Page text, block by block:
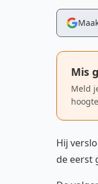
Mis
Meld
Hij
de eerst